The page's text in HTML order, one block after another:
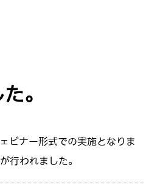
。
ビナー形式での実施となりま
行われました。